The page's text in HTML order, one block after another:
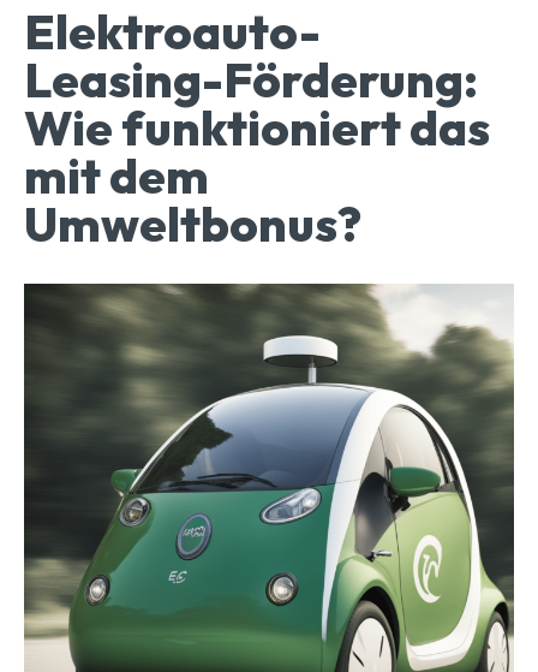
Elektroauto-
Leasing-Förderung:
Wie funktioniert das
mit dem
Umweltbonus?